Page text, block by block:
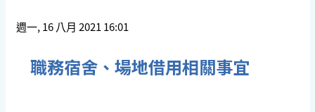
週一, 16 八月 2021 16:01
職務宿舍、場地借用相關事宜